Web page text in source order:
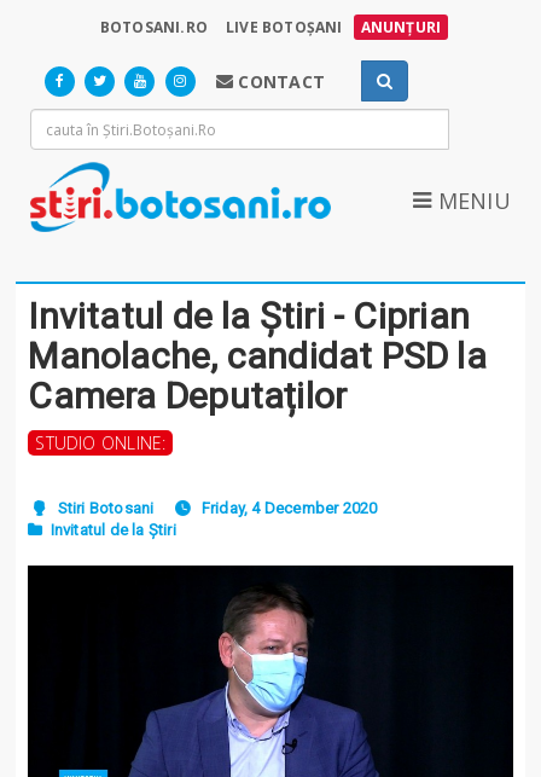
BOTOSANI.RO LIVE BOTOȘANI ANUNȚURI
CONTACT
MENIU
Invitatul de la Știri - Ciprian
Manolache, candidat PSD la
Camera Deputaților
STUDIO ONLINE:
Stiri Botosani
Friday, 4 December 2020
Invitatul de la Știri